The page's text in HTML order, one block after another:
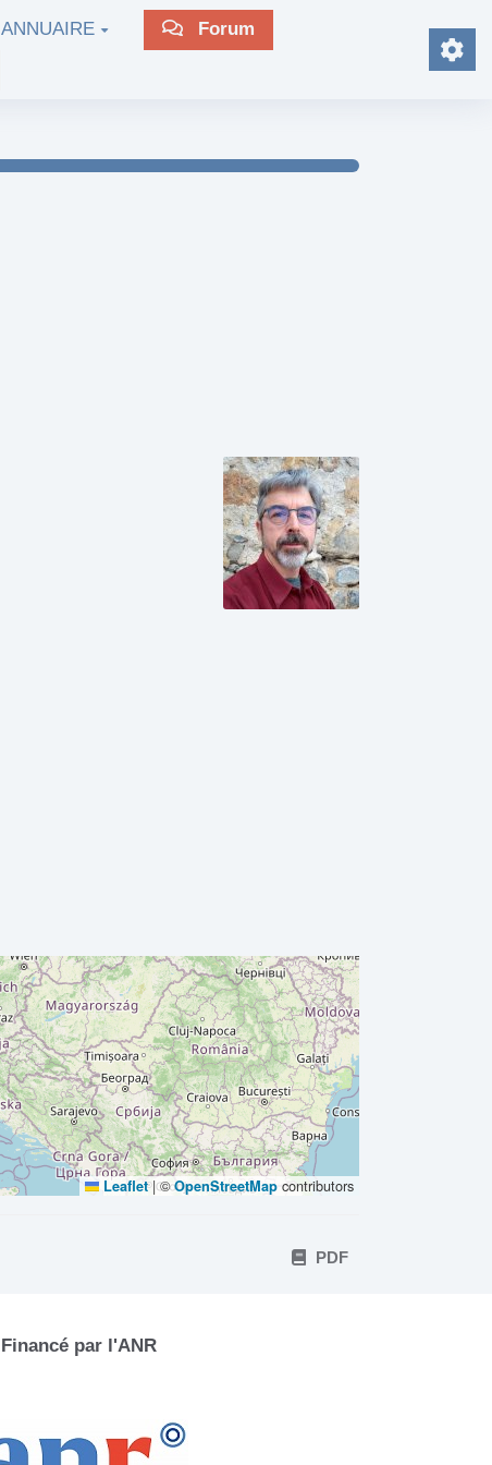
ANNUAIRE
Forum
Leaflet |©OpenStreetMap contributors
PDF
Financé par l'ANR